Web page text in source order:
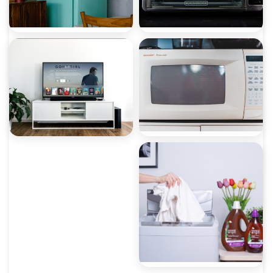
صيانة ميكروويف صيانة ديب فريزر
صيانة غسالات أطباق